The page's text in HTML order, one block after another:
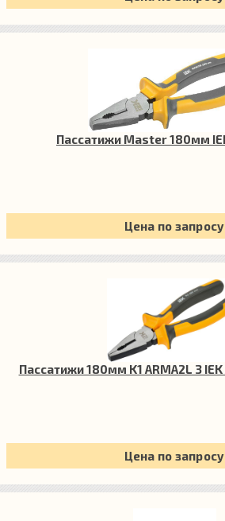
Пассатижи Master 180мм
Цена по запросу
Пассатижи 180мм K1 ARMA2L 3
Цена по запросу